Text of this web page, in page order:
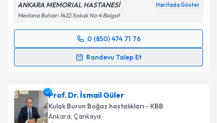
ANKARA MEMORIAL HASTANESİ Haritada Göster
Mevlana Bulvarı 1422.Sokak No:4 Balgat
0 (850) 474 71 76
Randevu Talep Et
Randevu Takvimi Talebi
takvim hazırlandığında e-posta ile bilgilendireceğiz.
E-posta Adresiniz
Prof. Dr. İsmail Güler
Kulak Burun Boğaz hastalıkları - KBB
Ankara, Çankaya